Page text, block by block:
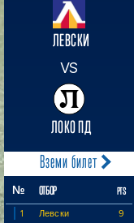
ЛЕВСКИ
VS
ЛОКО ПД
Вземи билет
№ ОТБОР PTS
1 Левски 9